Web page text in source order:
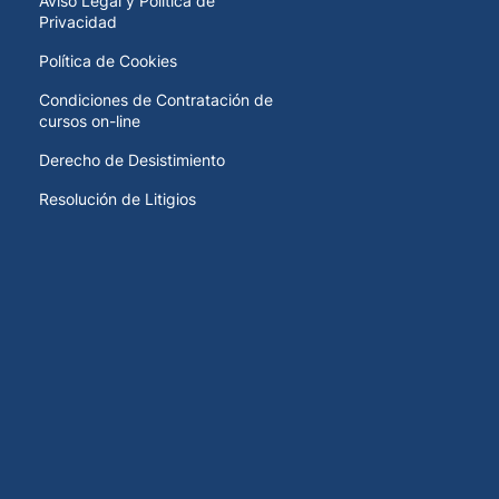
Privacidad
Política de Cookies
Condiciones de Contratación de
cursos on-line
Derecho de Desistimiento
Resolución de Litigios